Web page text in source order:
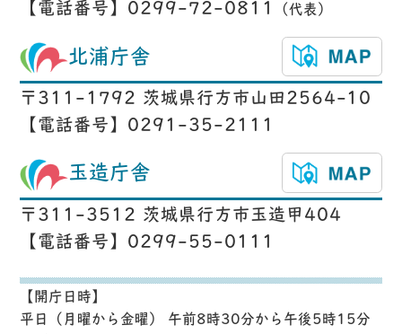
【電話番号】0299-72-0811
（代表）
北浦庁舎
〒311-1792 茨城県行方市山田2564-10
【電話番号】0291-35-2111
玉造庁舎
〒311-3512 茨城県行方市玉造甲404
【電話番号】0299-55-0111
【開庁日時】
平日（月曜から金曜） 午前8時30分から午後5時15分